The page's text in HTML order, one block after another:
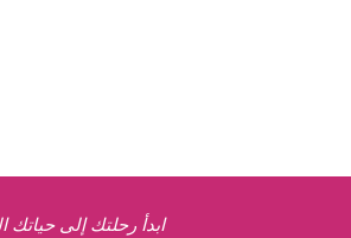
ابدأ رحلتك إلى حياتك